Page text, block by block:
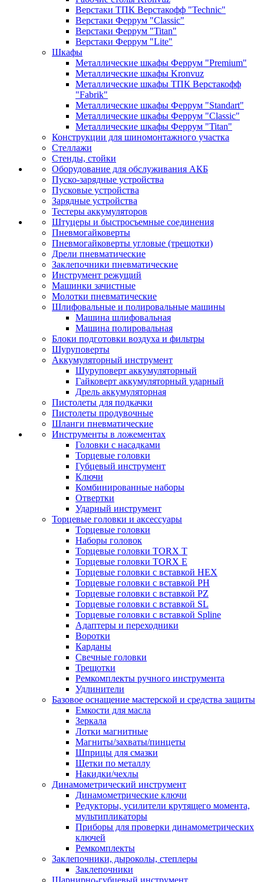
Верстаки ТПК Верстакофф "Technic"
Верстаки Феррум "Classic"
Верстаки Феррум "Titan"
Верстаки Феррум "Lite"
Шкафы
Металлические шкафы Феррум "Premium"
Металлические шкафы Kronvuz
Металлические шкафы ТПК Верстакофф
"Fabrik"
Металлические шкафы Феррум "Standart"
Металлические шкафы Феррум "Classic"
Металлические шкафы Феррум "Titan"
Конструкции для шиномонтажного участка
Стеллажи
Стенды, стойки
Оборудование для обслуживания АКБ
Пуско-зарядные устройства
Пусковые устройства
Зарядные устройства
Тестеры аккумуляторов
Штуцеры и быстросъемные соединения
Пневмогайковерты
Пневмогайковерты угловые (трещотки)
Дрели пневматические
Заклепочники пневматические
Инструмент режущий
Машинки зачистные
Молотки пневматические
Шлифовальные и полировальные машины
Машина шлифовальная
Машина полировальная
Блоки подготовки воздуха и фильтры
Шуруповерты
Аккумуляторный инструмент
Шуруповерт аккумуляторный
Гайковерт аккумуляторный ударный
Дрель аккумуляторная
Пистолеты для подкачки
Пистолеты продувочные
Шланги пневматические
Инструменты в ложементах
Головки с насадками
Торцевые головки
Губцевый инструмент
Ключи
Комбинированные наборы
Отвертки
Ударный инструмент
Торцевые головки и аксессуары
Торцевые головки
Наборы головок
Торцевые головки TORX T
Торцевые головки TORX Е
Торцевые головки с вставкой HEX
Торцевые головки с вставкой PH
Торцевые головки с вставкой PZ
Торцевые головки с вставкой SL
Торцевые головки с вставкой Spline
Адаптеры и переходники
Воротки
Карданы
Свечные головки
Трещотки
Ремкомплекты ручного инструмента
Удлинители
Базовое оснащение мастерской и средства защиты
Емкости для масла
Зеркала
Лотки магнитные
Магниты/захваты/пинцеты
Шприцы для смазки
Щетки по металлу
Накидки/чехлы
Динамометрический инструмент
Динамометрические ключи
Редукторы, усилители крутящего момента,
мультипликаторы
Приборы для проверки динамометрических
ключей
Ремкомплекты
Заклепочники, дыроколы, степлеры
Заклепочники
Шарнирно-губцевый инструмент